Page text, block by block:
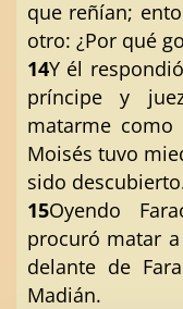
que reñían;
otro: ¿Por qué
14Y él
príncipe y
matarme como
Moisés tuvo
sido
15Oyendo
procuró matar
delante de
Madián.